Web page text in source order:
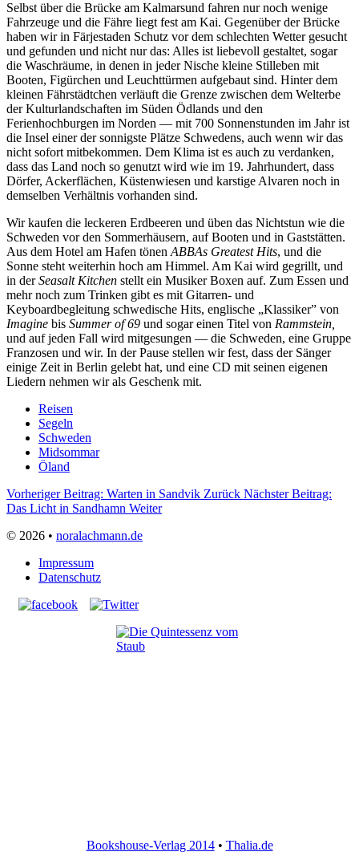
Selbst über die Brücke am Kalmarsund fahren nur noch wenige
Fahrzeuge und die Fähre liegt fest am Kai. Gegenüber der Brücke
haben wir in Färjestaden Schutz vor dem schlechten Wetter gesucht
und gefunden und nicht nur das: Alles ist liebevoll gestaltet, sogar
die Waschräume, in denen in jeder Nische kleine Stilleben mit
Booten, Figürchen und Leuchttürmen aufgebaut sind. Hinter dem
kleinen Fährstädtchen verläuft die Grenze zwischen dem Welterbe
der Kulturlandschaften im Süden Ödlands und den
Ferienhochburgen im Norden — mit 700 Sonnenstunden im Jahr ist
die Insel einer der sonnigste Plätze Schwedens, auch wenn wir das
nicht sofort mitbekommen. Dem Klima ist es auch zu verdanken,
dass das Land noch so genutzt wird wie im 19. Jahrhundert, dass
Dörfer, Ackerflächen, Küstenwiesen und karstige Alvaren noch in
demselben Verhältnis vorhanden sind.
Wir kaufen die leckeren Erdbeeren und üben das Nichtstun wie die
Schweden vor den Sommerhäusern, auf Booten und in Gaststätten.
Aus dem Hotel am Hafen tönen ABBAs Greatest Hits, und die
Sonne steht weiterhin hoch am Himmel. Am Kai wird gegrillt, und
in derSeasalt Kitchen stellt ein Musiker Boxen auf. Zum Essen und
mehr noch zum Trinken gibt es mit Gitarren- und
Keyboardbegleitung schwedische Hits, englische „Klassiker” von
Imagine bis Summer of 69 und sogar einen Titel von Rammstein,
und auf jeden Fall wird mitgesungen — die Schweden, eine Gruppe
Franzosen und wir. In der Pause stellen wir fest, dass der Sänger
einige Zeit in Berlin gelebt hat, und eine CD mit seinen eigenen
Liedern nehmen wir als Geschenk mit.
Reisen
Segeln
Schweden
Midsommar
Öland
Vorheriger Beitrag: Warten in Sandvik Zurück Nächster Beitrag:
Das Licht in Sandhamn Weiter
© 2026 • noralachmann.de
Impressum
Datenschutz
Bookshouse-Verlag 2014• Thalia.de